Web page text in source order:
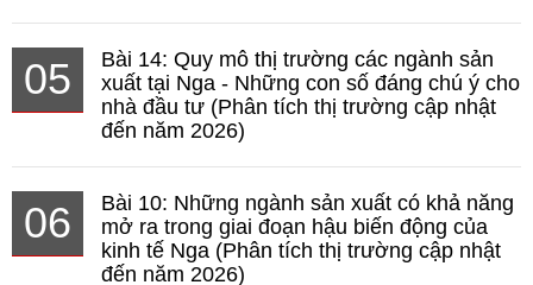
05
Bài 14: Quy mô thị trường các ngành sản
xuất tại Nga - Những con số đáng chú ý cho
nhà đầu tư (Phân tích thị trường cập nhật
đến năm 2026)
06
Bài 10: Những ngành sản xuất có khả năng
mở ra trong giai đoạn hậu biến động của
kinh tế Nga (Phân tích thị trường cập nhật
đến năm 2026)